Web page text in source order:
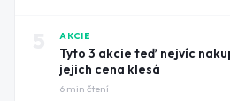
AKCIE
Tyto 3 akcie teď nejvíc
jejich cena klesá
6 min čtení